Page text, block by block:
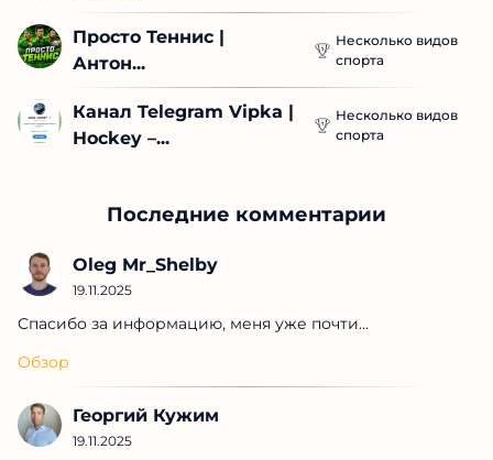
Просто Теннис |
Антон...
Несколько видов
спорта
Канал Telegram Vipka |
Hockey –...
Несколько видов
спорта
Последние комментарии
Oleg Mr_Shelby
19.11.2025
Спасибо за информацию, меня уже почти...
Обзор
Георгий Кужим
19.11.2025